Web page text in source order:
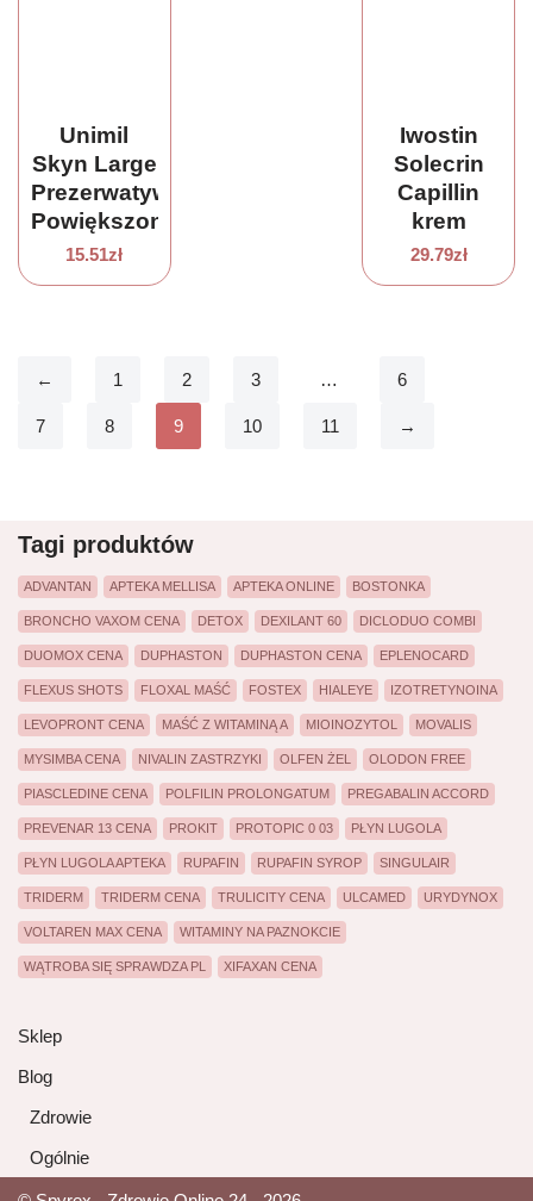
Unimil
Skyn Large
Prezerwatywy
Powiększone
10Szt
15.51zł
Iwostin
Solecrin
Capillin
krem
ochronny
29.79zł
← 1 2 3 … 6
7 8 9 10 11 →
Tagi produktów
ADVANTAN APTEKA MELLISA APTEKA ONLINE BOSTONKA
BRONCHO VAXOM CENA DETOX DEXILANT 60 DICLODUO COMBI
DUOMOX CENA DUPHASTON DUPHASTON CENA EPLENOCARD
FLEXUS SHOTS FLOXAL MAŚĆ FOSTEX HIALEYE IZOTRETYNOINA
LEVOPRONT CENA MAŚĆ Z WITAMINĄ A MIOINOZYTOL MOVALIS
MYSIMBA CENA NIVALIN ZASTRZYKI OLFEN ŻEL OLODON FREE
PIASCLEDINE CENA POLFILIN PROLONGATUM PREGABALIN ACCORD
PREVENAR 13 CENA PROKIT PROTOPIC 0 03 PŁYN LUGOLA
PŁYN LUGOLA APTEKA RUPAFIN RUPAFIN SYROP SINGULAIR
TRIDERM TRIDERM CENA TRULICITY CENA ULCAMED URYDYNOX
VOLTAREN MAX CENA WITAMINY NA PAZNOKCIE
WĄTROBA SIĘ SPRAWDZA PL XIFAXAN CENA
Sklep
Blog
Zdrowie
Ogólnie